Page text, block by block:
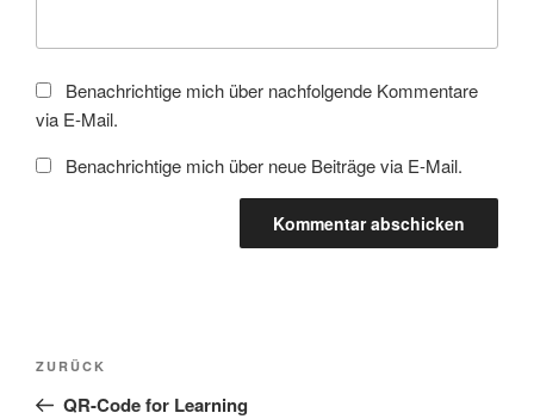
Benachrichtige mich über nachfolgende Kommentare
via E-Mail.
Benachrichtige mich über neue Beiträge via E-Mail.
Beitragsnavigation
Vorheriger
Beitrag
ZURÜCK
QR-Code for Learning